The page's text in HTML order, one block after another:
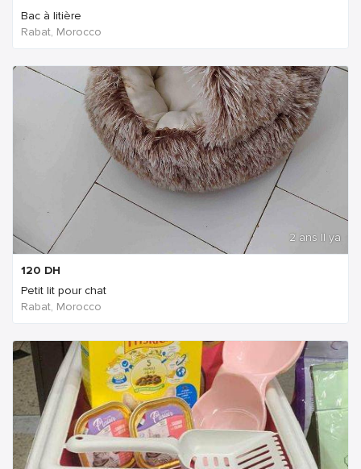
Bac à litière
Rabat, Morocco
2 ans Il ya
120 DH
Petit lit pour chat
Rabat, Morocco